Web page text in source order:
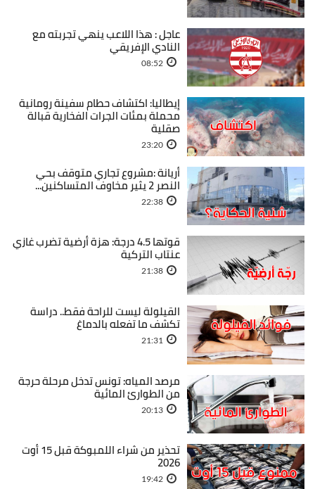
عاجل : هذا اللاعب ينهي تجربته مع
النادي الإفريقي
08:52
إيطاليا: اكتشاف حطام سفينة رومانية
محملة بمئات الجرات الفخارية قبالة
صقلية
23:20
أريانة :مشروع تجاري متوقف بحي
النصر 2 يثير مخاوف المتساكنين...
22:38
قوتها 4.5 درجة: هزة أرضية تضرب غازي
عنتاب التركية
21:38
القيلولة ليست للراحة فقط.. دراسة
تكشف ما تفعله بالدماغ
21:31
مرصد المياه: تونس تدخل مرحلة حرجة
من الطوارئ المائية
20:13
تحذير من شراء اللمبوكة قبل 15 أوت
2026
19:42